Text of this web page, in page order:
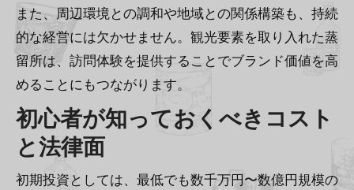
また、周辺環境との調和や地域との関係構築も、持続
的な経営には欠かせません。観光要素を取り入れた蒸
留所は、訪問体験を提供することでブランド価値を高
めることにもつながります。
初心者が知っておくべきコスト
と法律面
初期投資としては、最低でも数千万円〜数億円規模の